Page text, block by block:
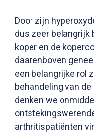
Door zijn
dus zeer belangrijk
koper en de
daarenboven
een belangrijke rol
behandeling van
denken we
arthritispatiënten